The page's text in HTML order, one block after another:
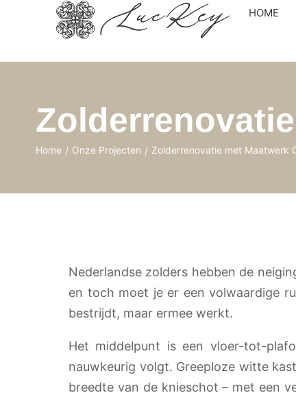
HOME
Home / Onze Projecten / Zolderrenovatie met Maatwerk
Nederlandse zolders hebben de
en toch moet je er een volwaardige
bestrijdt, maar ermee werkt.
Het middelpunt is een vloer-tot-
nauwkeurig volgt. Greeploze witte
breedte van de knieschot – met een